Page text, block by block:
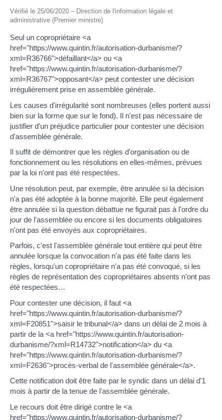
Vérifié le 25/06/2020 – Direction de l'information légale et
administrative (Premier ministre)
Seul un copropriétaire <a
href="https://www.quintin.fr/autorisation-durbanisme/?
xml=R36766">défaillant</a> ou <a
href="https://www.quintin.fr/autorisation-durbanisme/?
xml=R36767">opposant</a> peut contester une décision
irrégulièrement prise en assemblée générale.
Les causes d'irrégularité sont nombreuses (elles portent aussi
bien sur la forme que sur le fond). Il n'est pas nécessaire de
justifier d'un préjudice particulier pour contester une décision
d'assemblée générale.
Il suffit de démontrer que les règles d'organisation ou de
fonctionnement ou les résolutions en elles-mêmes, prévues
par la loi n'ont pas été respectées.
Une résolution peut, par exemple, être annulée si la décision
n'a pas été adoptée à la bonne majorité. Elle peut également
être annulée si la question débattue ne figurait pas à l'ordre du
jour de l'assemblée ou encore si les documents obligatoires
n'ont pas été envoyés aux copropriétaires.
Parfois, c'est l'assemblée générale tout entière qui peut être
annulée lorsque la convocation n'a pas été faite dans les
règles, lorsqu'un copropriétaire n'a pas été convoqué, si les
règles de représentation des copropriétaires absents n'ont pas
été respectées…
Pour contester une décision, il faut <a
href="https://www.quintin.fr/autorisation-durbanisme/?
xml=F20851">saisir le tribunal</a> dans un délai de 2 mois à
partir de la <a href="https://www.quintin.fr/autorisation-
durbanisme/?xml=R14732">notification</a> du <a
href="https://www.quintin.fr/autorisation-durbanisme/?
xml=F2636">procès-verbal de l'assemblée générale</a>.
Cette notification doit être faite par le syndic dans un délai d'1
mois à partir de la tenue de l'assemblée générale.
Le recours doit être dirigé contre le <a
href="https://www.quintin.fr/autorisation-durbanisme/?